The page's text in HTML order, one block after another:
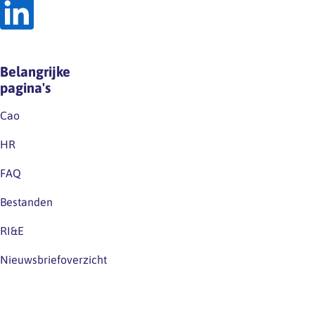
Belangrijke
pagina's
Cao
HR
FAQ
Bestanden
RI&E
Nieuwsbriefoverzicht